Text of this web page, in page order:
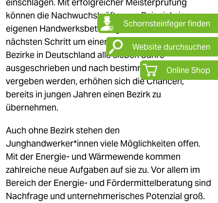
können die Nachwuchskräfte zum Beispiel einen
eigenen Handwerksbetrieb gründen und sich im
nächsten Schritt um einen Bezirk bewerben. Da die
Bezirke in Deutschland alle sieben Jahre
ausgeschrieben und nach bestimmten Kriterien neu
vergeben werden, erhöhen sich die Chancen,
bereits in jungen Jahren einen Bezirk zu
übernehmen.
Auch ohne Bezirk stehen den
Junghandwerker*innen viele Möglichkeiten offen.
Mit der Energie- und Wärmewende kommen
zahlreiche neue Aufgaben auf sie zu. Vor allem im
Bereich der Energie- und Fördermittelberatung sind
Nachfrage und unternehmerisches Potenzial groß.
Schornsteinfeger finden
Website durchsuchen
Online Shop